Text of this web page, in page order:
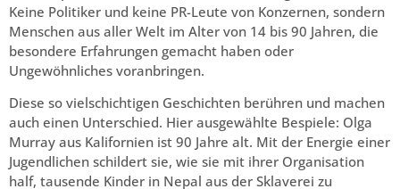
Keine Politiker und keine PR-Leute von Konzernen, sondern
Menschen aus aller Welt im Alter von 14 bis 90 Jahren, die
besondere Erfahrungen gemacht haben oder
Ungewöhnliches voranbringen.
Diese so vielschichtigen Geschichten berühren und machen
auch einen Unterschied. Hier ausgewählte Bespiele: Olga
Murray aus Kalifornien ist 90 Jahre alt. Mit der Energie einer
Jugendlichen schildert sie, wie sie mit ihrer Organisation
half, tausende Kinder in Nepal aus der Sklaverei zu